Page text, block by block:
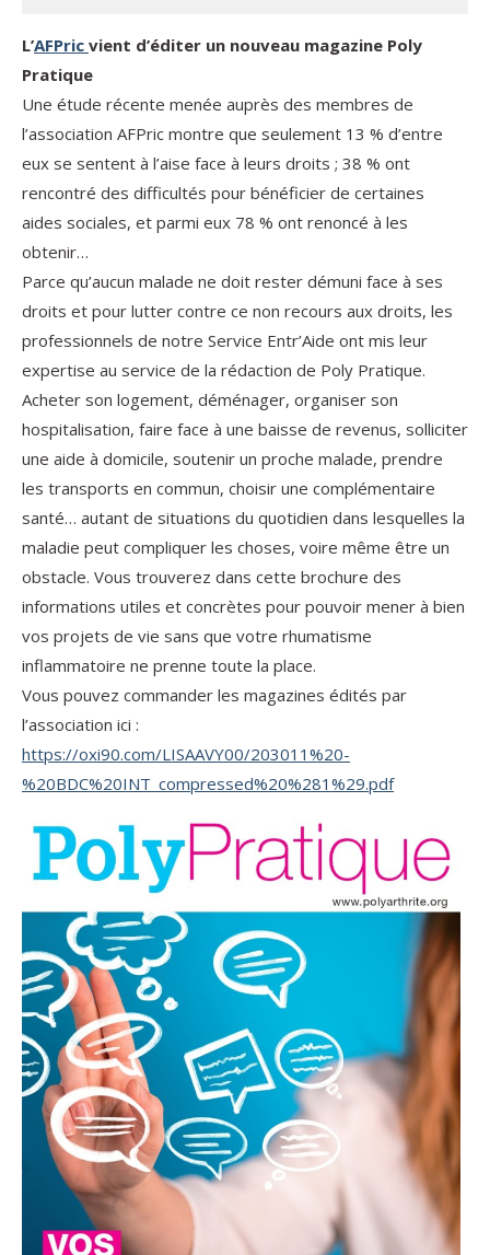
L’AFPric vient d’éditer un nouveau magazine Poly
Pratique
Une étude récente menée auprès des membres de
l’association AFPric montre que seulement 13 % d’entre
eux se sentent à l’aise face à leurs droits ; 38 % ont
rencontré des difficultés pour bénéficier de certaines
aides sociales, et parmi eux 78 % ont renoncé à les
obtenir…
Parce qu’aucun malade ne doit rester démuni face à ses
droits et pour lutter contre ce non recours aux droits, les
professionnels de notre Service Entr’Aide ont mis leur
expertise au service de la rédaction de Poly Pratique.
Acheter son logement, déménager, organiser son
hospitalisation, faire face à une baisse de revenus, solliciter
une aide à domicile, soutenir un proche malade, prendre
les transports en commun, choisir une complémentaire
santé… autant de situations du quotidien dans lesquelles la
maladie peut compliquer les choses, voire même être un
obstacle. Vous trouverez dans cette brochure des
informations utiles et concrètes pour pouvoir mener à bien
vos projets de vie sans que votre rhumatisme
inflammatoire ne prenne toute la place.
Vous pouvez commander les magazines édités par
l’association ici :
https://oxi90.com/LISAAVY00/203011%20-
%20BDC%20INT_compressed%20%281%29.pdf